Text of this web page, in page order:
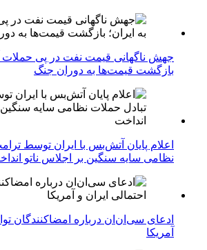
جهش ناگهانی قیمت نفت در پی حملات
بازگشت قیمت‌ها به دوران جنگ
اعلام پایان آتش‌بس با ایران توسط
نظامی سایه سنگین بر اجلاس ناتو
ادعای سی‌ان‌ان درباره امضاکنندگان
آمریکا